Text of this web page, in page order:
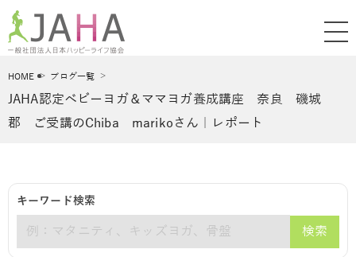
HOME ブログ一覧
JAHA認定ベビーヨガ＆ママヨガ養成講座 奈良 磯城
郡 ご受講のChiba marikoさん｜レポート
キーワード検索
検索